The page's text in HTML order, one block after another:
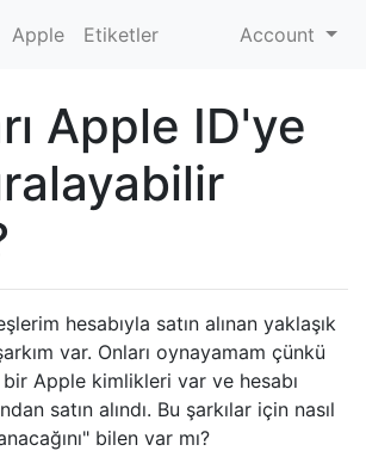
Apple Etiketler Account
Apple ID'ye
hesabıyla satın alınan yaklaşık
var. Onları oynayamam çünkü
bir Apple kimlikleri var ve hesabı
satın alındı. Bu şarkılar için nasıl
bilen var mı?